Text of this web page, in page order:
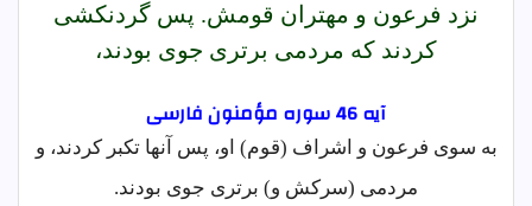
نزد فرعون و مهتران قومش. پس گردنكشى
كردند كه مردمى برترى جوى بودند،
آیه 46 سوره مؤمنون فارسى
به سوی فرعون و اشراف (قوم) او، پس آنها تکبر کردند، و
مردمی (سرکش و) برتری جوی بودند.